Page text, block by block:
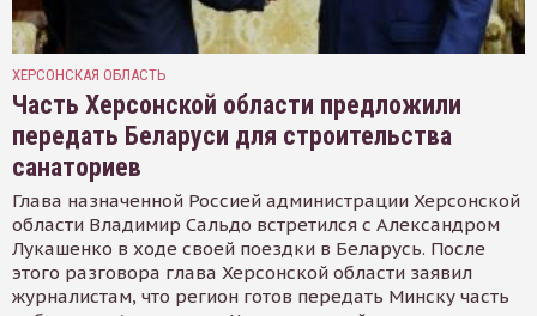
ХЕРСОНСКАЯ ОБЛАСТЬ
Часть Херсонской области предложили
передать Беларуси для строительства
санаториев
Глава назначенной Россией администрации Херсонской
области Владимир Сальдо встретился с Александром
Лукашенко в ходе своей поездки в Беларусь. После
этого разговора глава Херсонской области заявил
журналистам, что регион готов передать Минску часть